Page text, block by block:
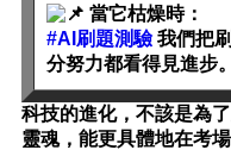
當它枯燥時：
#AI刷題測驗我們把
分努力都看得見進步。
科技的進化，不該是為
靈魂，能更具體地在考